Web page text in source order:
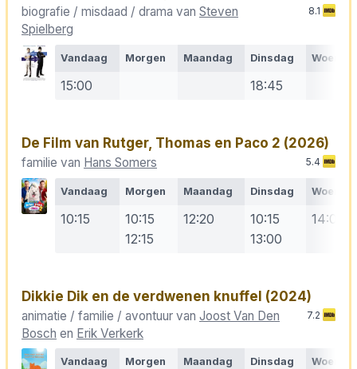
biografie / misdaad / drama van Steven
Spielberg
8.1
Vandaag Morgen Maandag Dinsdag
15:00 18:45
De Film van Rutger, Thomas en Paco 2 (2026)
familie van Hans Somers 5.4
Vandaag Morgen Maandag Dinsdag
10:15
10:15
12:15
12:20
10:15
13:00
14:00
Dikkie Dik en de verdwenen knuffel (2024)
animatie / familie / avontuur van Joost Van Den
Bosch en Erik Verkerk
7.2
Vandaag Morgen Maandag Dinsdag